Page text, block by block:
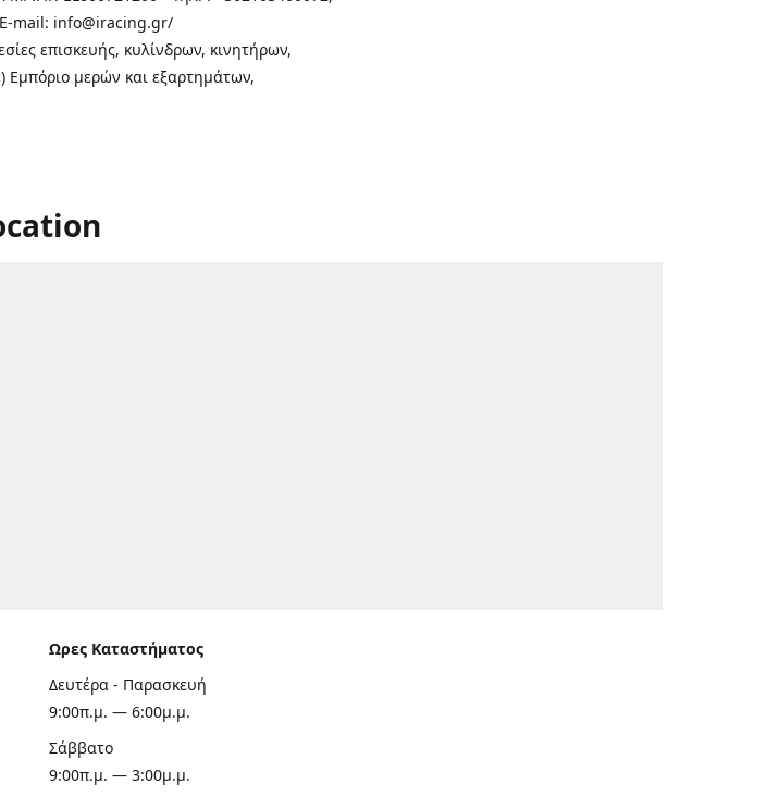
mail: info@iracing.gr/
επισκευής, κυλίνδρων, κινητήρων,
Εμπόριο μερών και εξαρτημάτων,
Ωρες Καταστήματος
Δευτέρα - Παρασκευή
9:00π.μ. — 6:00μ.μ.
Σάββατο
9:00π.μ. — 3:00μ.μ.